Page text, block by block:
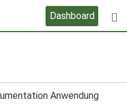
Dashboard
Anwendung